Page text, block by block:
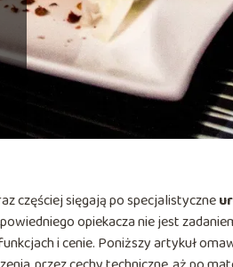
częściej sięgają po specjalistyczne
opiekacza nie jest
i cenie. Poniższy artykuł